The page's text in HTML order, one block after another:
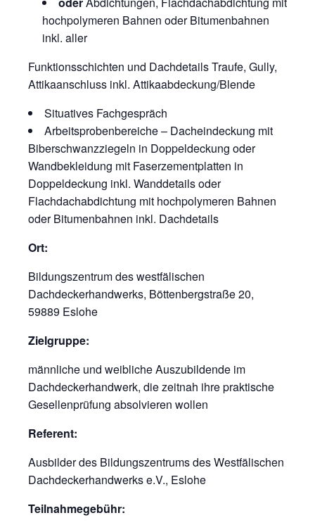
hochpolymeren Bahnen oder Bitumenbahnen
inkl. aller
Funktionsschichten und Dachdetails Traufe, Gully,
Attikaanschluss inkl. Attikaabdeckung/Blende
Situatives Fachgespräch
Arbeitsprobenbereiche – Dacheindeckung mit
Biberschwanzziegeln in Doppeldeckung oder
Wandbekleidung mit Faserzementplatten in
Doppeldeckung inkl. Wanddetails oder
Flachdachabdichtung mit hochpolymeren Bahnen
oder Bitumenbahnen inkl. Dachdetails
Ort:
Bildungszentrum des westfälischen
Dachdeckerhandwerks, Böttenbergstraße 20,
59889 Eslohe
Zielgruppe:
männliche und weibliche Auszubildende im
Dachdeckerhandwerk, die zeitnah ihre praktische
Gesellenprüfung absolvieren wollen
Referent:
Ausbilder des Bildungszentrums des Westfälischen
Dachdeckerhandwerks e.V., Eslohe
Teilnahmegebühr: